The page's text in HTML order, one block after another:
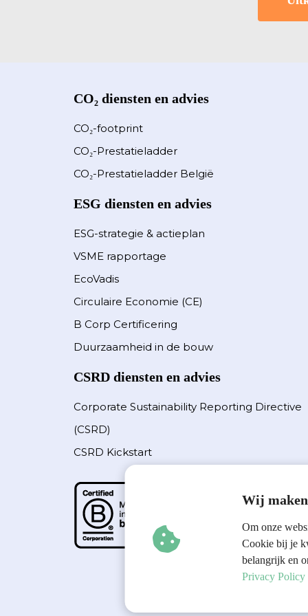
CO₂ diensten en advies
CO₂-footprint
CO₂-Prestatieladder
CO₂-Prestatieladder België
ESG diensten en advies
ESG-strategie & actieplan
VSME rapportage
EcoVadis
Circulaire Economie (CE)
B Corp Certificering
Duurzaamheid in de bouw
CSRD diensten en advies
Corporate Sustainability Reporting Directive
(CSRD)
CSRD Kickstart
Wij
Om onze
Cookie bij je
belangrijk en
Privacy Policy